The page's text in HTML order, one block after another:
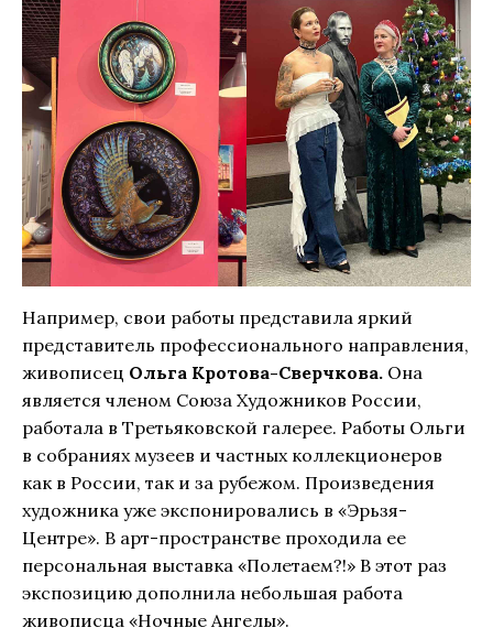
Например, свои работы представила яркий
представитель профессионального направления,
живописец Ольга Кротова-Сверчкова. Она
является членом Союза Художников России,
работала в Третьяковской галерее. Работы Ольги
в собраниях музеев и частных коллекционеров
как в России, так и за рубежом. Произведения
художника уже экспонировались в «Эрьзя-
Центре». В арт-пространстве проходила ее
персональная выставка «Полетаем?!» В этот раз
экспозицию дополнила небольшая работа
живописца «Ночные Ангелы».